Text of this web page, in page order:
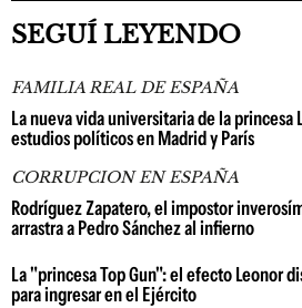
SEGUÍ LEYENDO
FAMILIA REAL DE ESPAÑA
La nueva vida universitaria de la princesa
estudios políticos en Madrid y París
CORRUPCION EN ESPAÑA
Rodríguez Zapatero, el impostor
arrastra a Pedro Sánchez al infierno
La "princesa Top Gun": el efecto Leonor
para ingresar en el Ejército